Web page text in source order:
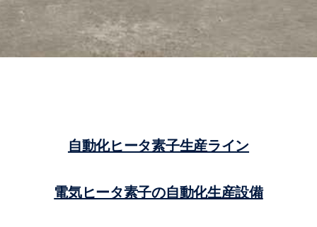
自動化ヒータ素子生産ライン
電気ヒータ素子の自動化生産設備